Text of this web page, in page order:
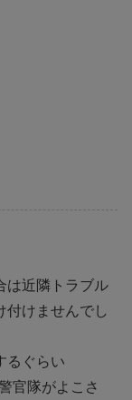
は近隣トラブル
付けませんでし
るぐらい
官隊がよこさ